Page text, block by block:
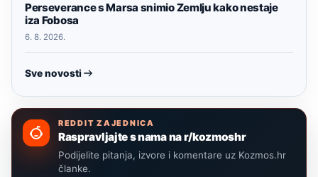
Perseverance s Marsa snimio Zemlju kako nestaje
iza Fobosa
6. 8. 2026.
Sve novosti
REDDIT ZAJEDNICA
Raspravljajte s nama na r/kozmoshr
Podijelite pitanja, izvore i komentare uz Kozmos.hr
članke.